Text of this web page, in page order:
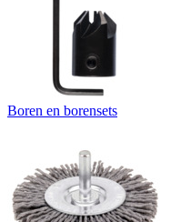
Boren en borensets